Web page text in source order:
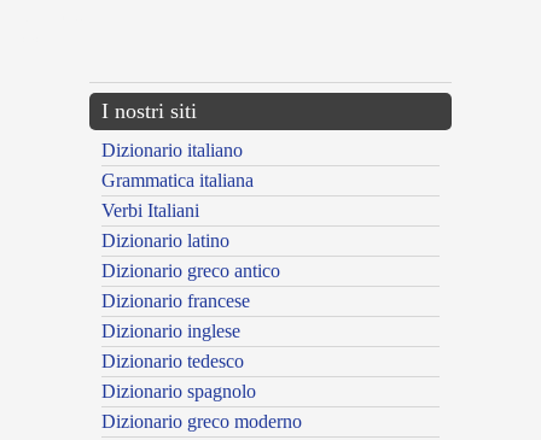
I nostri siti
Dizionario italiano
Grammatica italiana
Verbi Italiani
Dizionario latino
Dizionario greco antico
Dizionario francese
Dizionario inglese
Dizionario tedesco
Dizionario spagnolo
Dizionario greco moderno